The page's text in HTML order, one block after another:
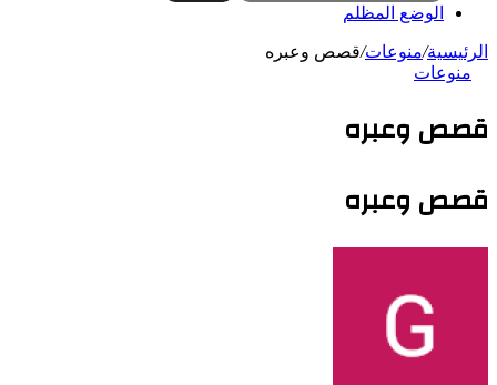
الوضع المظلم
الرئيسية/منوعات/قصص وعبره
منوعات
قصص وعبره
قصص وعبره